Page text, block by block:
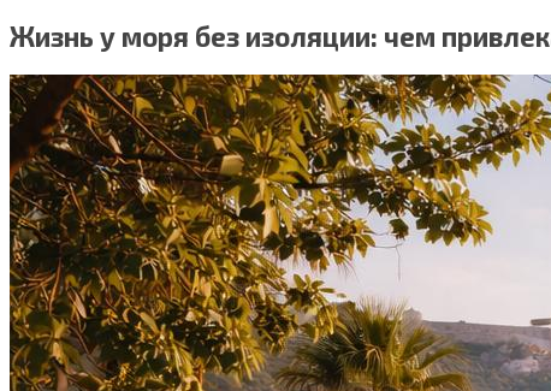
Жизнь у моря без изоляции: чем